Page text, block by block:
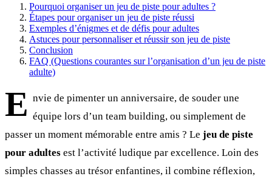
Pourquoi organiser un jeu de piste pour adultes ?
Étapes pour organiser un jeu de piste réussi
Exemples d’énigmes et de défis pour adultes
Astuces pour personnaliser et réussir son jeu de piste
Conclusion
FAQ (Questions courantes sur l’organisation d’un jeu de piste
adulte)
E nvie de pimenter un anniversaire, de souder une
équipe lors d’un team building, ou simplement de
passer un moment mémorable entre amis ? Le jeu de piste
pour adultes est l’activité ludique par excellence. Loin des
simples chasses au trésor enfantines, il combine réflexion,